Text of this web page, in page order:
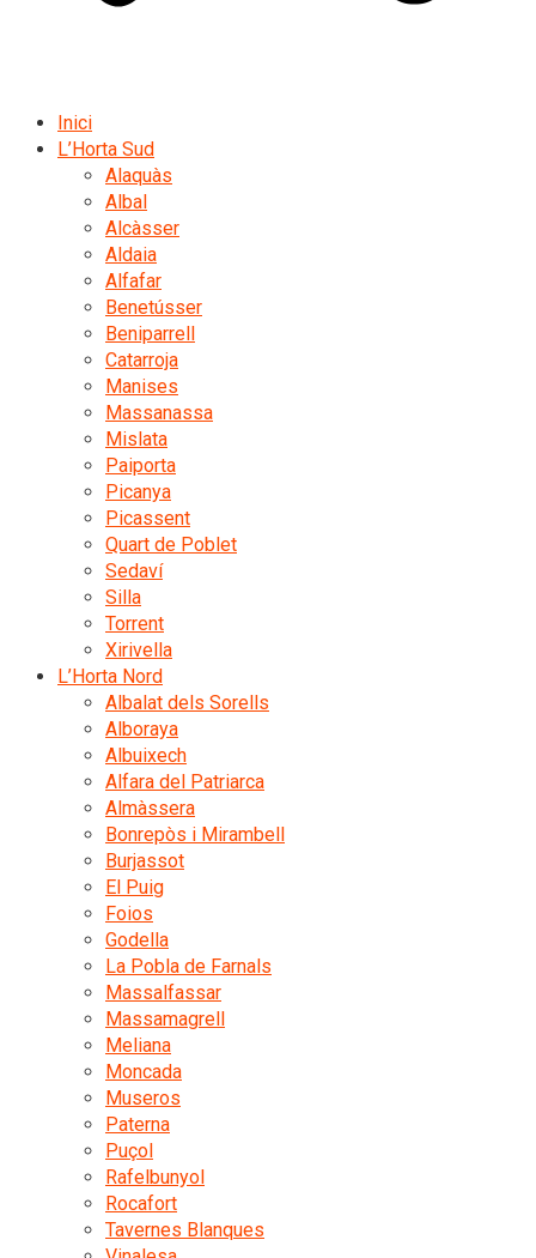
Inici
L’Horta Sud
Alaquàs
Albal
Alcàsser
Aldaia
Alfafar
Benetússer
Beniparrell
Catarroja
Manises
Massanassa
Mislata
Paiporta
Picanya
Picassent
Quart de Poblet
Sedaví
Silla
Torrent
Xirivella
L’Horta Nord
Albalat dels Sorells
Alboraya
Albuixech
Alfara del Patriarca
Almàssera
Bonrepòs i Mirambell
Burjassot
El Puig
Foios
Godella
La Pobla de Farnals
Massalfassar
Massamagrell
Meliana
Moncada
Museros
Paterna
Puçol
Rafelbunyol
Rocafort
Tavernes Blanques